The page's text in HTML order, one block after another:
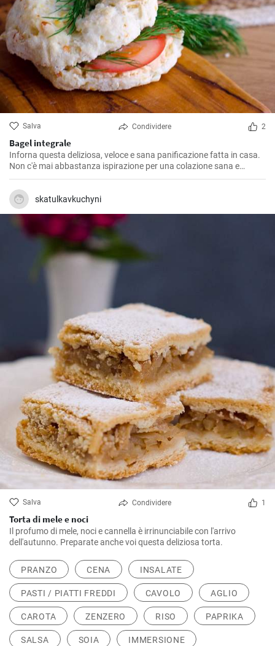
Salva Condividere 2
Bagel integrale
Inforna questa deliziosa, veloce e sana panificazione fatta in casa.
Non c'è mai abbastanza ispirazione per una colazione sana e
gustosa.
skatulkavkuchyni
Salva Condividere 1
Torta di mele e noci
Il profumo di mele, noci e cannella è irrinunciabile con l'arrivo
dell'autunno. Preparate anche voi questa deliziosa torta.
PRANZO CENA INSALATE
PASTI / PIATTI FREDDI CAVOLO AGLIO
CAROTA ZENZERO RISO PAPRIKA
SALSA SOIA IMMERSIONE